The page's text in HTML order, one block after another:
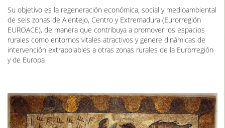
Su objetivo es la regeneración económica, social y medioambiental
de seis zonas de Alentejo, Centro y Extremadura (Eurorregión
EUROACE), de manera que contribuya a promover los espacios
rurales como entornos vitales atractivos y genere dinámicas de
intervención extrapolables a otras zonas rurales de la Eurorregión
y de Europa